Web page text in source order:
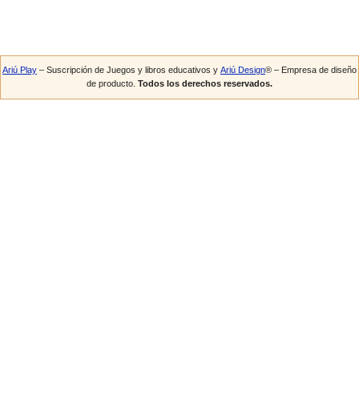
Ariú Play – Suscripción de Juegos y libros educativos y Ariú Design® – Empresa de diseño
de producto. Todos los derechos reservados.